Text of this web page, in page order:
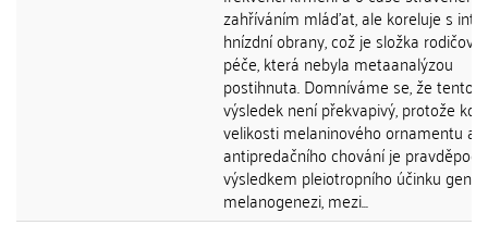
zahříváním mláďat, ale koreluje s
hnízdní obrany, což je složka
péče, která nebyla metaanalýzou
postihnuta. Domníváme se, že tento
výsledek není překvapivý, protože
velikosti melaninového ornamentu a
antipredačního chování je
výsledkem pleiotropního účinku genů
melanogenezi, mezi...